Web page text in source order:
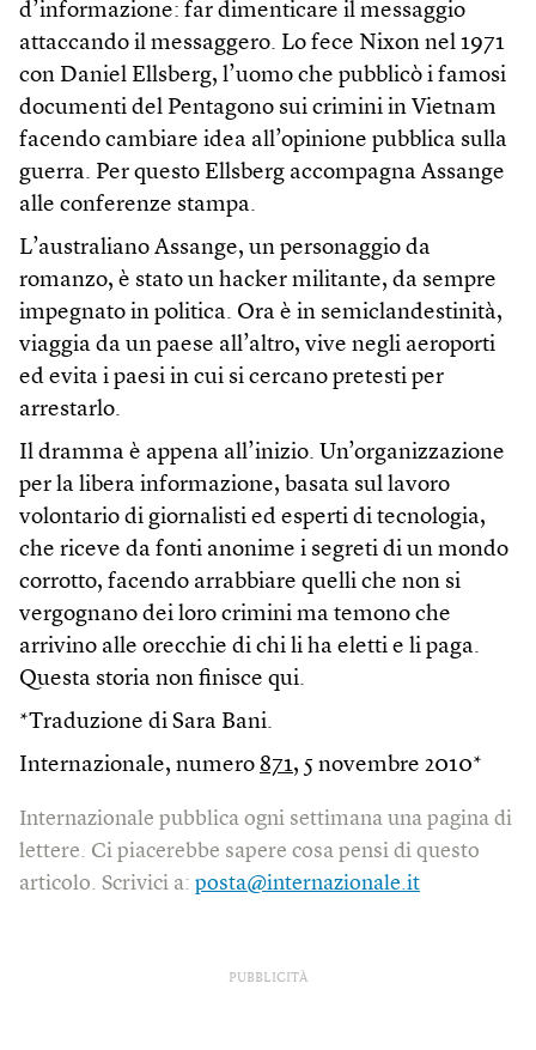
d’informazione: far dimenticare il messaggio
attaccando il messaggero. Lo fece Nixon nel 1971
con Daniel Ellsberg, l’uomo che pubblicò i famosi
documenti del Pentagono sui crimini in Vietnam
facendo cambiare idea all’opinione pubblica sulla
guerra. Per questo Ellsberg accompagna Assange
alle conferenze stampa.
L’australiano Assange, un personaggio da
romanzo, è stato un hacker militante, da sempre
impegnato in politica. Ora è in semiclandestinità,
viaggia da un paese all’altro, vive negli aeroporti
ed evita i paesi in cui si cercano pretesti per
arrestarlo.
Il dramma è appena all’inizio. Un’organizzazione
per la libera informazione, basata sul lavoro
volontario di giornalisti ed esperti di tecnologia,
che riceve da fonti anonime i segreti di un mondo
corrotto, facendo arrabbiare quelli che non si
vergognano dei loro crimini ma temono che
arrivino alle orecchie di chi li ha eletti e li paga.
Questa storia non finisce qui.
*Traduzione di Sara Bani.
Internazionale, numero 871, 5 novembre 2010*
Internazionale pubblica ogni settimana una pagina di
lettere. Ci piacerebbe sapere cosa pensi di questo
articolo. Scrivici a: posta@internazionale.it
PUBBLICITÀ